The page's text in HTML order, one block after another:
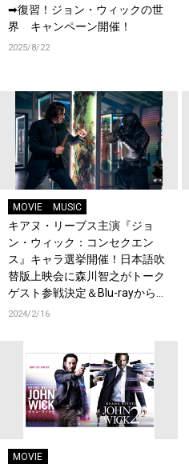
➡復習！ジョン・ウィックの世
界 キャンペーン開催！
2025/8/22
MOVIE MUSIC
キアヌ・リーブス主演『ジョ
ン・ウィック：コンセクエン
ス』キャラ選挙開催！日本語吹
替版上映会に森川智之がトーク
ゲスト参戦決定＆Blu-rayから特
典映像の一部を公開！
2024/2/16
MOVIE